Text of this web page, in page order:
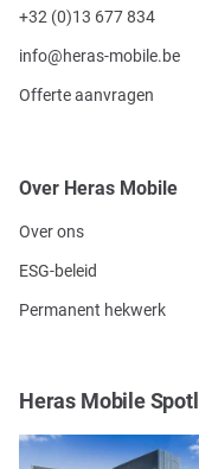
+32 (0)13 677 834
info@heras-mobile.be
Offerte aanvragen
Over Heras Mobile
Over ons
ESG-beleid
Permanent hekwerk
Heras Mobile